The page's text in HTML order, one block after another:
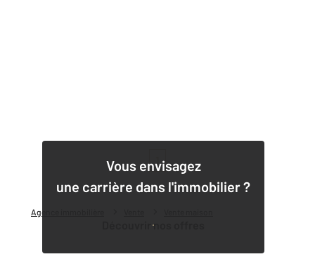
Agence immobilière
Vous envisagez
une carrière dans l'immobilier ?
Découvrir nos offres
1